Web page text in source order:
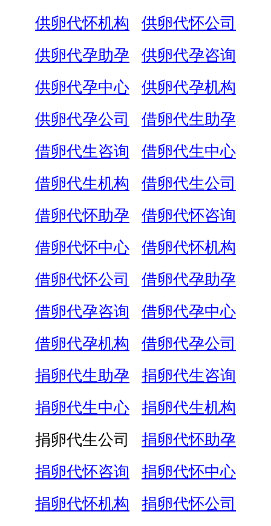
供卵代怀机构
供卵代怀公司
供卵代孕助孕
供卵代孕咨询
供卵代孕中心
供卵代孕机构
供卵代孕公司
借卵代生助孕
借卵代生咨询
借卵代生中心
借卵代生机构
借卵代生公司
借卵代怀助孕
借卵代怀咨询
借卵代怀中心
借卵代怀机构
借卵代怀公司
借卵代孕助孕
借卵代孕咨询
借卵代孕中心
借卵代孕机构
借卵代孕公司
捐卵代生助孕
捐卵代生咨询
捐卵代生中心
捐卵代生机构
捐卵代生公司
捐卵代怀助孕
捐卵代怀咨询
捐卵代怀中心
捐卵代怀机构
捐卵代怀公司